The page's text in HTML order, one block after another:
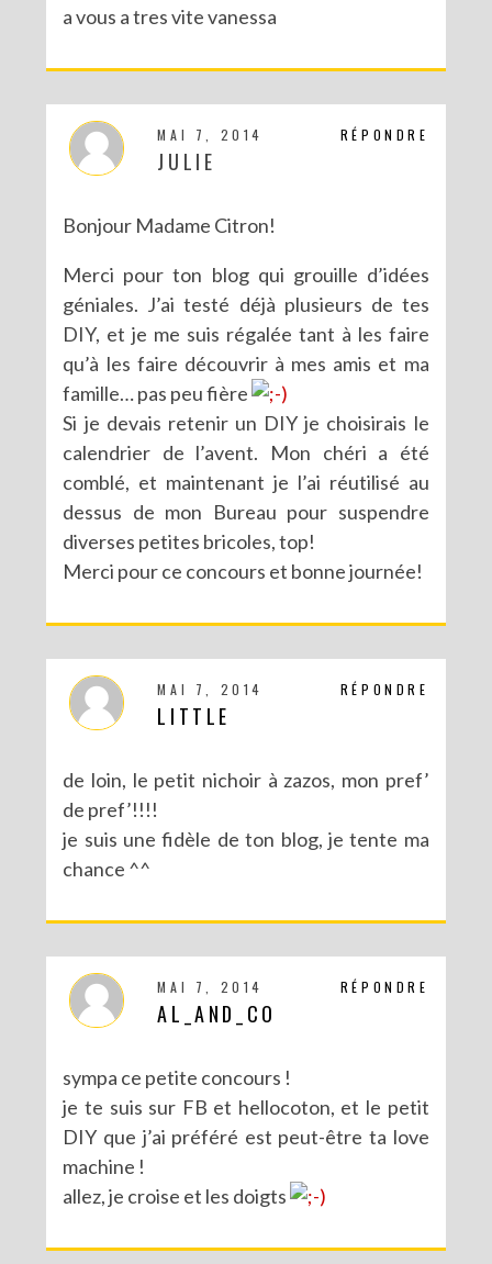
a vous a tres vite vanessa
RÉPONDRE
MAI 7, 2014
JULIE
Bonjour Madame Citron!
Merci pour ton blog qui grouille d’idées
géniales. J’ai testé déjà plusieurs de tes
DIY, et je me suis régalée tant à les faire
qu’à les faire découvrir à mes amis et ma
famille… pas peu fière
Si je devais retenir un DIY je choisirais le
calendrier de l’avent. Mon chéri a été
comblé, et maintenant je l’ai réutilisé au
dessus de mon Bureau pour suspendre
diverses petites bricoles, top!
Merci pour ce concours et bonne journée!
RÉPONDRE
MAI 7, 2014
LITTLE
de loin, le petit nichoir à zazos, mon pref’
de pref’!!!!
je suis une fidèle de ton blog, je tente ma
chance ^^
RÉPONDRE
MAI 7, 2014
AL_AND_CO
sympa ce petite concours !
je te suis sur FB et hellocoton, et le petit
DIY que j’ai préféré est peut-être ta love
machine !
allez, je croise et les doigts